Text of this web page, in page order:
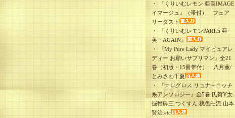
・
『くりいむレモン 亜美IMAGE
イマージュ』（帯付） フェア
リーダスト
・
『くりいむレモンPART.5 亜
美・AGAIN』
・
『My Pure Lady マイピュアレ
ディー お願いサプリマン』全21
巻（初版・15冊帯付） 八月薫/
とみさわ千夏
・
『エログロス リョナ＋ニッチ
系アンソロジー』全5巻 氏賀Y太.
掘骨砕三.つくすん.桃色卍流.山本
賢治.etc